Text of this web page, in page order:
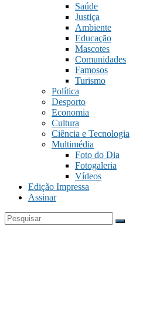
Saúde
Justiça
Ambiente
Educação
Mascotes
Comunidades
Famosos
Turismo
Política
Desporto
Economia
Cultura
Ciência e Tecnologia
Multimédia
Foto do Dia
Fotogaleria
Vídeos
Edição Impressa
Assinar